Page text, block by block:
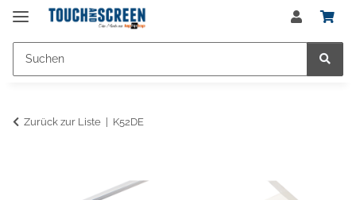
Zurück zur Liste K52DE